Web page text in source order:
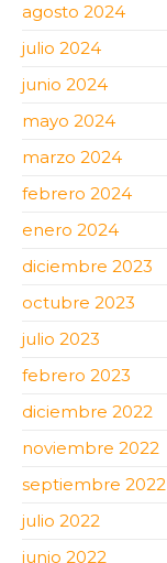
agosto 2024
julio 2024
junio 2024
mayo 2024
marzo 2024
febrero 2024
enero 2024
diciembre 2023
octubre 2023
julio 2023
febrero 2023
diciembre 2022
noviembre 2022
septiembre 2022
julio 2022
junio 2022